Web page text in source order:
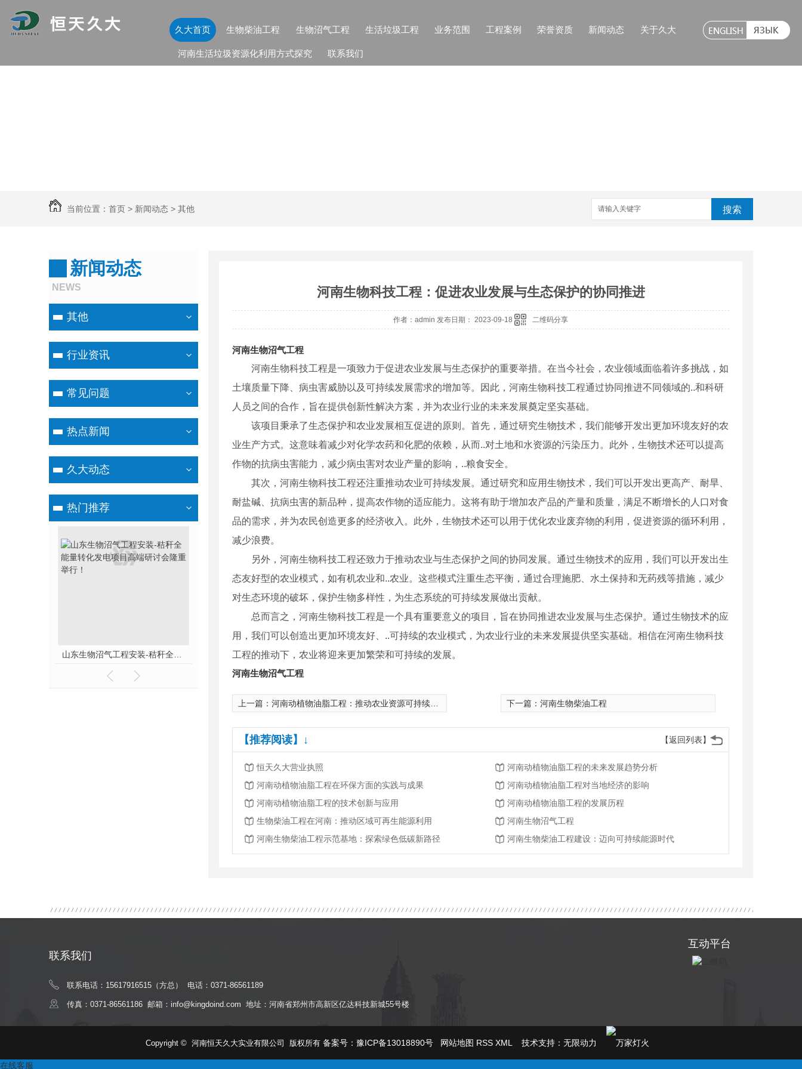
久大首页 生物柴油工程 生物沼气工程 生活垃圾工程 业务范围 工程案例 荣誉资质 新闻动态 关于久大
河南生活垃圾资源化利用方式探究 联系我们
当前位置： 首页 > 新闻动态 > 其他 搜索
新闻动态
NEWS
其他
行业资讯
常见问题
热点新闻
久大动态
热门推荐
河南生物沼气工程报价-秸秆不让烧咋办？ 沼气生产将成下一个能源产业风口
河南生物科技工程：促进农业发展与生态保护的协同推进
作者：admin 发布日期： 2023-09-18 二维码分享
河南生物沼气工程
河南生物科技工程是一项致力于促进农业发展与生态保护的重要举措。在当今社会，农业领域面临着许多挑战，如
土壤质量下降、病虫害威胁以及可持续发展需求的增加等。因此，河南生物科技工程通过协同推进不同领域的..和科研
人员之间的合作，旨在提供创新性解决方案，并为农业行业的未来发展奠定坚实基础。
该项目秉承了生态保护和农业发展相互促进的原则。首先，通过研究生物技术，我们能够开发出更加环境友好的农
业生产方式。这意味着减少对化学农药和化肥的依赖，从而..对土地和水资源的污染压力。此外，生物技术还可以提高
作物的抗病虫害能力，减少病虫害对农业产量的影响，..粮食安全。
其次，河南生物科技工程还注重推动农业可持续发展。通过研究和应用生物技术，我们可以开发出更高产、耐旱、
耐盐碱、抗病虫害的新品种，提高农作物的适应能力。这将有助于增加农产品的产量和质量，满足不断增长的人口对食
品的需求，并为农民创造更多的经济收入。此外，生物技术还可以用于优化农业废弃物的利用，促进资源的循环利用，
减少浪费。
另外，河南生物科技工程还致力于推动农业与生态保护之间的协同发展。通过生物技术的应用，我们可以开发出生
态友好型的农业模式，如有机农业和..农业。这些模式注重生态平衡，通过合理施肥、水土保持和无药残等措施，减少
对生态环境的破坏，保护生物多样性，为生态系统的可持续发展做出贡献。
总而言之，河南生物科技工程是一个具有重要意义的项目，旨在协同推进农业发展与生态保护。通过生物技术的应
用，我们可以创造出更加环境友好、..可持续的农业模式，为农业行业的未来发展提供坚实基础。相信在河南生物科技
工程的推动下，农业将迎来更加繁荣和可持续的发展。
河南生物沼气工程
上一篇： 河南动植物油脂工程：推动农业资源可持续利用和产业升级 下一篇： 河南生物柴油工程
【返回列表】
【推荐阅读】↓
恒天久大营业执照
河南动植物油脂工程的未来发展趋势分析
河南动植物油脂工程在环保方面的实践与成果
河南动植物油脂工程对当地经济的影响
河南动植物油脂工程的技术创新与应用
河南动植物油脂工程的发展历程
生物柴油工程在河南：推动区域可再生能源利用
河南生物沼气工程
河南生物柴油工程示范基地：探索绿色低碳新路径
河南生物柴油工程建设：迈向可持续能源时代
联系我们
联系电话：15617916515（方总） 电话：0371-86561189
传真：0371-86561186 邮箱：info@kingdoind.com 地址：河南省郑州市高新区亿达科技新城55号楼
互动平台
Copyright © 河南恒天久大实业有限公司 版权所有 备案号： 豫ICP备13018890号 网站地图 RSS XML 技术支持： 无限动力
在线客服